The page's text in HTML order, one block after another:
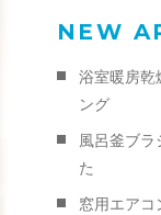
NEW
浴室暖房乾
ング
風呂釜ブラ
た
窓用エア